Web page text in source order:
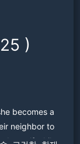
)
becomes a
neighbor to
day self while